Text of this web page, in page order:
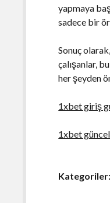
yapmaya
sadece bir
Sonuç
çalışanlar,
her şeyden
1xbet giriş
1xbet
Kategoriler: